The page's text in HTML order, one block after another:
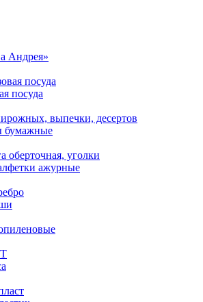
Андрея»
посуда
посуда
выпечки, десертов
бумажные
оберточная, уголки
ажурные